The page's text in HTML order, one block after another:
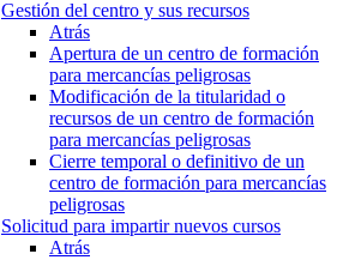
Gestión del centro y sus recursos
Atrás
Apertura de un centro de formación
para mercancías peligrosas
Modificación de la titularidad o
recursos de un centro de formación
para mercancías peligrosas
Cierre temporal o definitivo de un
centro de formación para mercancías
peligrosas
Solicitud para impartir nuevos cursos
Atrás